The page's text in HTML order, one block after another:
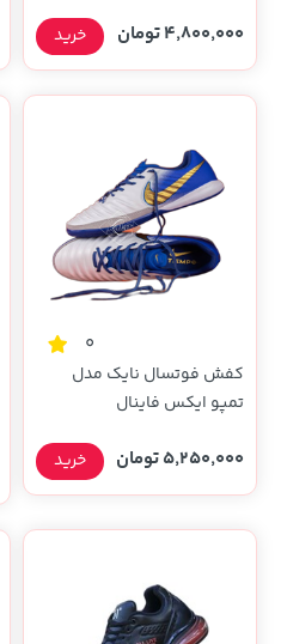
4,800,000 تومان خرید
0
کفش فوتسال نایک مدل
تمپو ایکس فاینال
5,250,000 تومان خرید